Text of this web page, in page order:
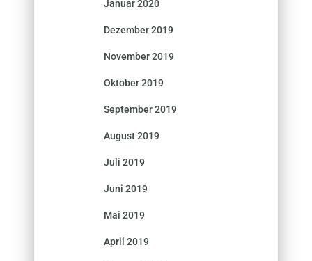
Januar 2020
Dezember 2019
November 2019
Oktober 2019
September 2019
August 2019
Juli 2019
Juni 2019
Mai 2019
April 2019